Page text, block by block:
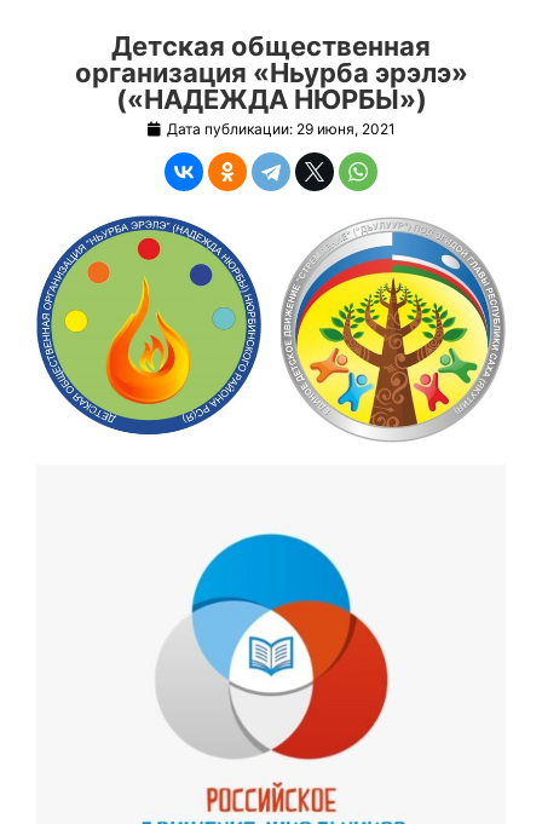
Детская общественная
организация «Ньурба эрэлэ»
(«НАДЕЖДА НЮРБЫ»)
Дата публикации: 29 июня, 2021